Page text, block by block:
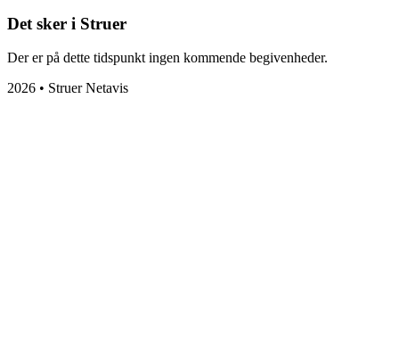
Det sker i Struer
Der er på dette tidspunkt ingen kommende begivenheder.
2026 • Struer Netavis